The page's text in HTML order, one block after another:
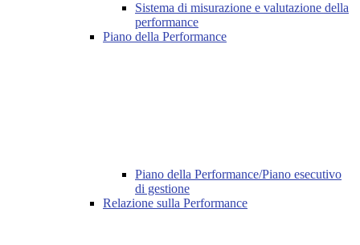
Sistema di misurazione e valutazione della
performance
Piano della Performance
Piano della Performance/Piano esecutivo
di gestione
Relazione sulla Performance